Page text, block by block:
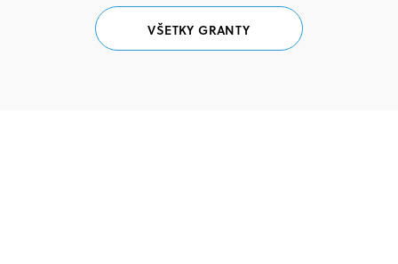
VŠETKY GRANTY